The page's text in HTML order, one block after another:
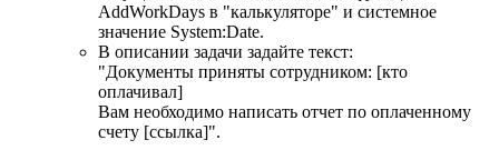
AddWorkDays в "калькуляторе" и системное
значение System:Date.
В описании задачи задайте текст:
"Документы приняты сотрудником: [кто
оплачивал]
Вам необходимо написать отчет по оплаченному
счету [ссылка]".